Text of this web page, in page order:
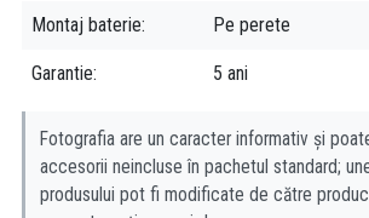
RainSelect cu două funcții. Adaugă produsul
Montaj baterie Pe perete
Garantie 5 ani
Fotografia are un caracter informativ și
accesorii neincluse în pachetul standard;
produsului pot fi modificate de către